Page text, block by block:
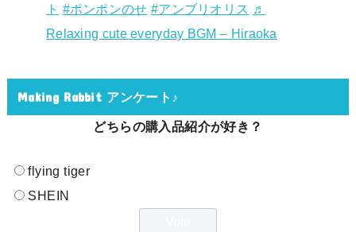
ト #ポンポンのせ #アンブリオリス ♬
Relaxing cute everyday BGM – Hiraoka
Making Rabbit アンケート♪
どちらの購入品紹介が好き？
flying tiger
SHEIN